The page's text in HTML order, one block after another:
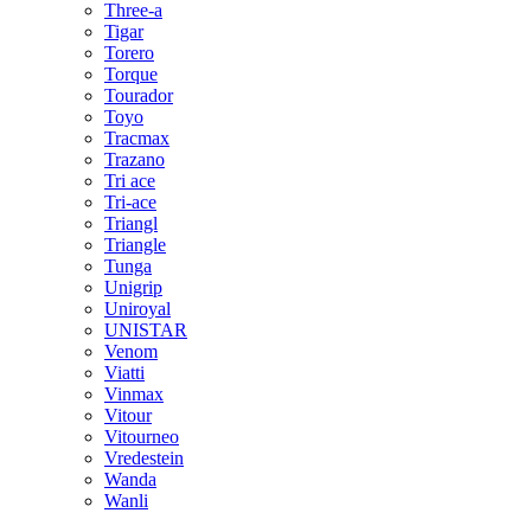
Three-a
Tigar
Torero
Torque
Tourador
Toyo
Tracmax
Trazano
Tri ace
Tri-ace
Triangl
Triangle
Tunga
Unigrip
Uniroyal
UNISTAR
Venom
Viatti
Vinmax
Vitour
Vitourneo
Vredestein
Wanda
Wanli